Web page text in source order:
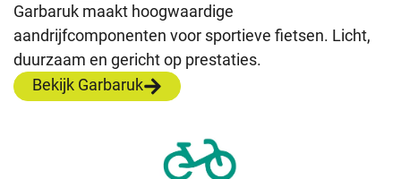
Garbaruk maakt hoogwaardige
aandrijfcomponenten voor sportieve fietsen. Licht,
duurzaam en gericht op prestaties.
Bekijk Garbaruk